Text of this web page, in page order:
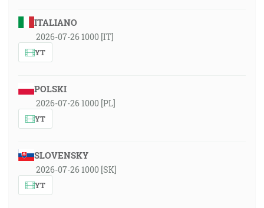
ITALIANO
2026-07-26 1000 [IT]
YT
POLSKI
2026-07-26 1000 [PL]
YT
SLOVENSKY
2026-07-26 1000 [SK]
YT